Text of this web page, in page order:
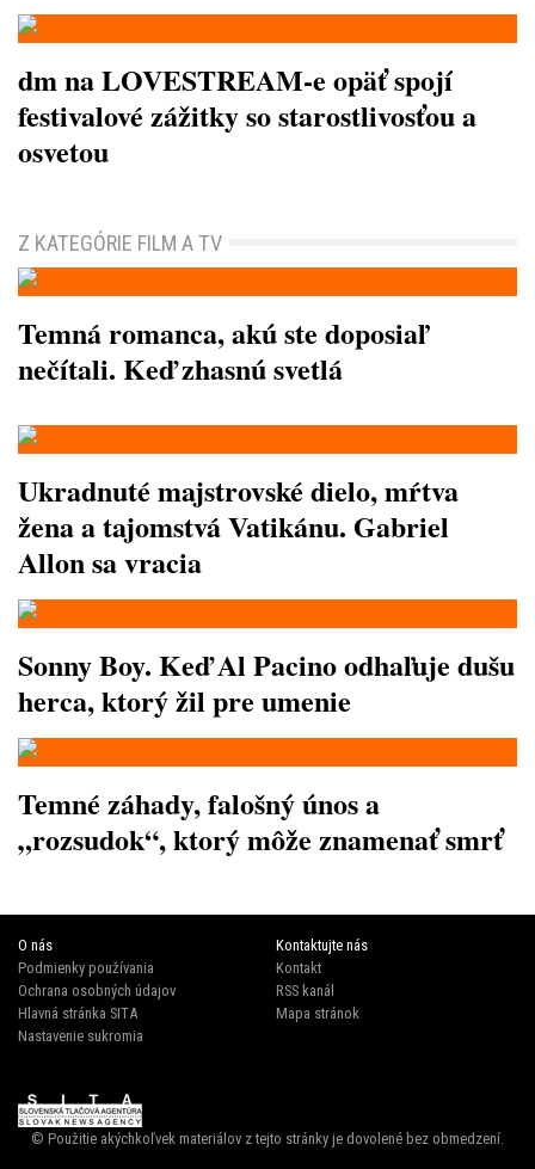
dm na LOVESTREAM-e opäť spojí
festivalové zážitky so starostlivosťou a
osvetou
Z KATEGÓRIE FILM A TV
Temná romanca, akú ste doposiaľ
nečítali. Keď zhasnú svetlá
Ukradnuté majstrovské dielo, mŕtva
žena a tajomstvá Vatikánu. Gabriel
Allon sa vracia
Sonny Boy. Keď Al Pacino odhaľuje dušu
herca, ktorý žil pre umenie
Temné záhady, falošný únos a
„rozsudok“, ktorý môže znamenať smrť
O nás
Podmienky používania
Ochrana osobných údajov
Hlavná stránka SITA
Nastavenie sukromia
Kontaktujte nás
Kontakt
RSS kanál
Mapa stránok
© Použitie akýchkoľvek materiálov z tejto stránky je dovolené bez obmedzení.